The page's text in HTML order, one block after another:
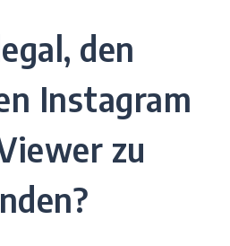
den
Instagram
zu